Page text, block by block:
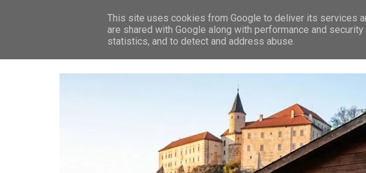
ZPRÁVY LEDEČ N/S.
This site uses cookies from Google to deliver its services
are shared with Google along with performance and
statistics, and to detect and address abuse.